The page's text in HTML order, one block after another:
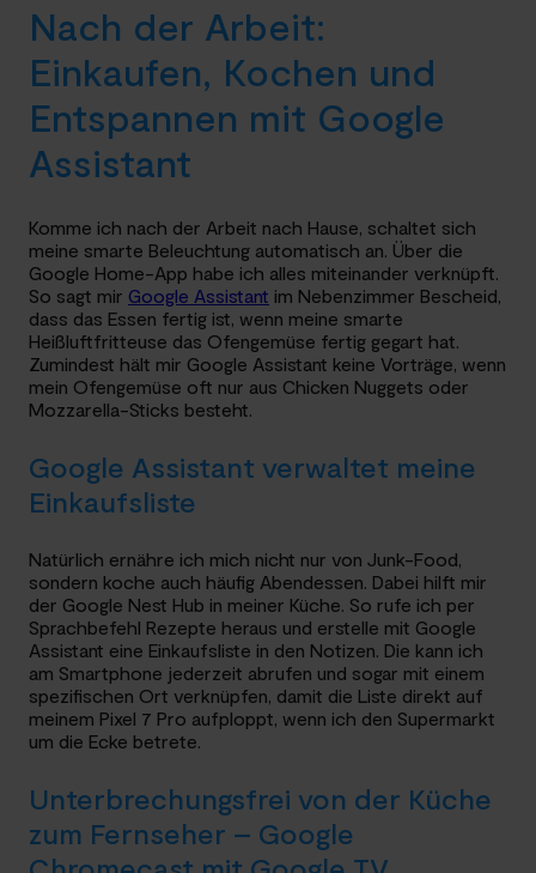
Nach der Arbeit:
Einkaufen, Kochen und
Entspannen mit Google
Assistant
Komme ich nach der Arbeit nach Hause, schaltet sich
meine smarte Beleuchtung automatisch an. Über die
Google Home-App habe ich alles miteinander verknüpft.
So sagt mir Google Assistant im Nebenzimmer Bescheid,
dass das Essen fertig ist, wenn meine smarte
Heißluftfritteuse das Ofengemüse fertig gegart hat.
Zumindest hält mir Google Assistant keine Vorträge, wenn
mein Ofengemüse oft nur aus Chicken Nuggets oder
Mozzarella-Sticks besteht.
Google Assistant verwaltet meine
Einkaufsliste
Natürlich ernähre ich mich nicht nur von Junk-Food,
sondern koche auch häufig Abendessen. Dabei hilft mir
der Google Nest Hub in meiner Küche. So rufe ich per
Sprachbefehl Rezepte heraus und erstelle mit Google
Assistant eine Einkaufsliste in den Notizen. Die kann ich
am Smartphone jederzeit abrufen und sogar mit einem
spezifischen Ort verknüpfen, damit die Liste direkt auf
meinem Pixel 7 Pro aufploppt, wenn ich den Supermarkt
um die Ecke betrete.
Unterbrechungsfrei von der Küche
zum Fernseher – Google